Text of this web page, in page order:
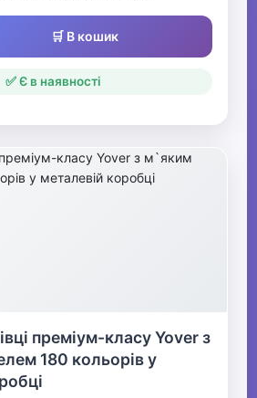
🛒 В кошик
✅ Є в наявності
преміум-класу Yover з
180 кольорів у